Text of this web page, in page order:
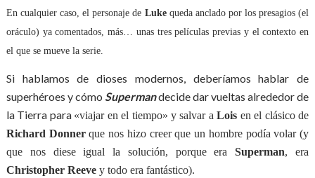
En cualquier caso, el personaje de Luke queda anclado por los presagios (el
oráculo) ya comentados, más… unas tres películas previas y el contexto en
el que se mueve la serie.
Si hablamos de dioses modernos, deberíamos hablar de
superhéroes y cómo Supermandecide dar vueltas alrededor de
la Tierra para «viajar en el tiempo» y salvar aLois en el clásico de
Richard Donnerque nos hizo creer que un hombre podía volar (y
que nos diese igual la solución, porque eraSuperman, era
Christopher Reevey todo era fantástico).